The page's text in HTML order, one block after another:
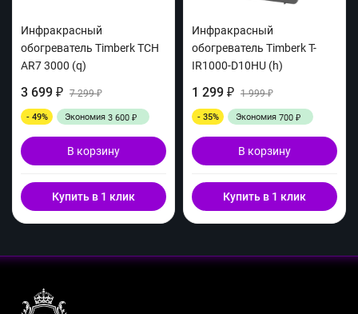
Инфракрасный
обогреватель Timberk TCH
AR7 3000 (q)
3 699 ₽ 7 299₽
- 49% Экономия 3 600 ₽
В корзину
Купить в 1 клик
Инфракрасный
обогреватель Timberk T-
IR1000-D10HU (h)
1 299 ₽ 1 999₽
- 35% Экономия 700 ₽
В корзину
Купить в 1 клик